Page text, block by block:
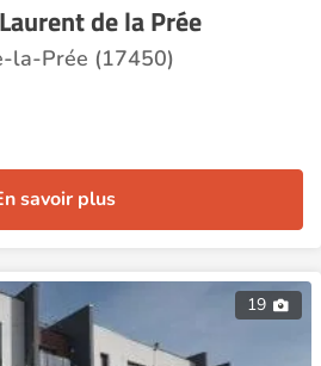
de la Prée
la-Prée (17450)
savoir plus
19